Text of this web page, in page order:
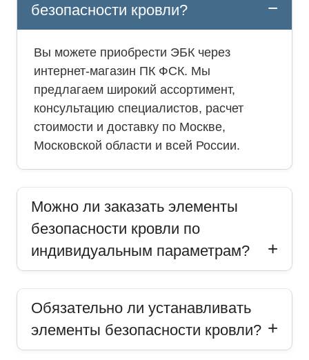
безопасности кровли?
Вы можете приобрести ЭБК через
интернет-магазин ПК ФСК. Мы
предлагаем широкий ассортимент,
консультацию специалистов, расчет
стоимости и доставку по Москве,
Московской области и всей России.
Можно ли заказать элементы
безопасности кровли по
индивидуальным параметрам?
Обязательно ли устанавливать
элементы безопасности кровли?